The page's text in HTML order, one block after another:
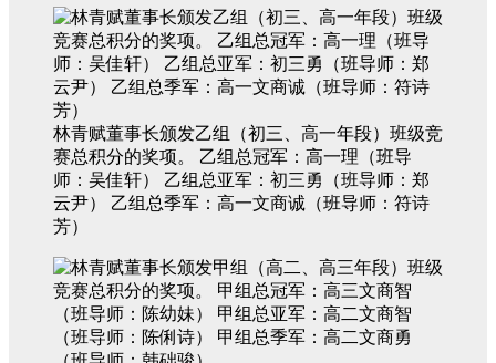
林青赋董事长颁发乙组（初三、高一年段）班级竞
赛总积分的奖项。 乙组总冠军：高一理（班导
师：吴佳轩） 乙组总亚军：初三勇（班导师：郑
云尹） 乙组总季军：高一文商诚（班导师：符诗
芳）